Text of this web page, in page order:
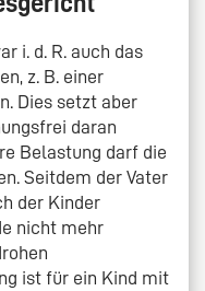
i. d. R. auch das
z. B. einer
Dies setzt aber
daran
Belastung darf die
Seitdem der Vater
der Kinder
nicht mehr
ist für ein Kind mit